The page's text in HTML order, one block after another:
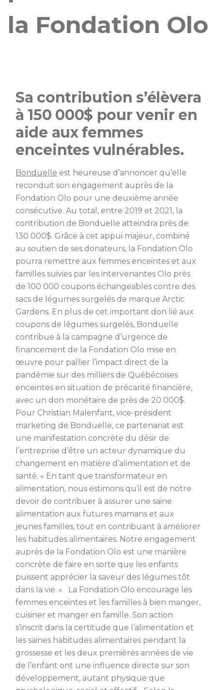
la Fondation Olo
Sa contribution s’élèvera
à 150 000$ pour venir en
aide aux femmes
enceintes vulnérables.
Bonduelle est heureuse d’annoncer qu’elle
reconduit son engagement auprès de la
Fondation Olo pour une deuxième année
consécutive. Au total, entre 2019 et 2021, la
contribution de Bonduelle atteindra près de
130 000$. Grâce à cet appui majeur, combiné
au soutien de ses donateurs, la Fondation Olo
pourra remettre aux femmes enceintes et aux
familles suivies par les intervenantes Olo près
de 100 000 coupons échangeables contre des
sacs de légumes surgelés de marque Arctic
Gardens. En plus de cet important don lié aux
coupons de légumes surgelés, Bonduelle
contribue à la campagne d’urgence de
financement de la Fondation Olo mise en
œuvre pour pallier l’impact direct de la
pandémie sur des milliers de Québécoises
enceintes en situation de précarité financière,
avec un don monétaire de près de 20 000$.
Pour Christian Malenfant, vice-président
marketing de Bonduelle, ce partenariat est
une manifestation concrète du désir de
l’entreprise d’être un acteur dynamique du
changement en matière d’alimentation et de
santé. « En tant que transformateur en
alimentation, nous estimons qu’il est de notre
devoir de contribuer à assurer une saine
alimentation aux futures mamans et aux
jeunes familles, tout en contribuant à améliorer
les habitudes alimentaires. Notre engagement
auprès de la Fondation Olo est une manière
concrète de faire en sorte que les enfants
puissent apprécier la saveur des légumes tôt
dans la vie. » La Fondation Olo encourage les
femmes enceintes et les familles à bien manger,
cuisiner et manger en famille. Son action
s’inscrit dans la certitude que l’alimentation et
les saines habitudes alimentaires pendant la
grossesse et les deux premières années de vie
de l’enfant ont une influence directe sur son
développement, autant physique que